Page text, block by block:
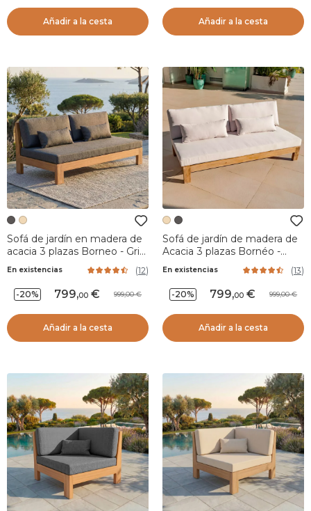
Añadir a la cesta Añadir a la cesta
Sofá de jardín en madera de
acacia 3 plazas Borneo - Gris
En existencias (12)
-20% 799,00 999,00
Añadir a la cesta
Sofá de jardín de madera de
Acacia 3 plazas Bornéo -
En existencias (13)
-20% 799,00 999,00
Añadir a la cesta